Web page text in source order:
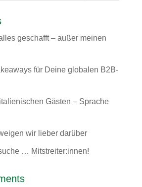
geschafft – außer meinen
für Deine globalen B2B-
Gästen – Sprache
wir lieber darüber
… Mitstreiter:innen!